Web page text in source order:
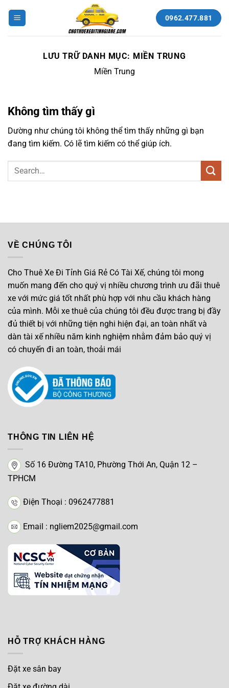
0962.477.881
LƯU TRỮ DANH MỤC: MIỀN TRUNG
Miền Trung
Không tìm thấy gì
Dường như chúng tôi không thể tìm thấy những gì bạn
đang tìm kiếm. Có lẽ tìm kiếm có thể giúp ích.
VỀ CHÚNG TÔI
Cho Thuê Xe Đi Tỉnh Giá Rẻ Có Tài Xế, chúng tôi mong
muốn mang đến cho quý vị nhiều chương trình ưu đãi thuê
xe với mức giá tốt nhất phù hợp với nhu cầu khách hàng
của mình. Mỗi xe thuê của chúng tôi đều được trang bị đầy
đủ thiết bị với những tiện nghi hiện đại, an toàn nhất và
dàn tài xế nhiều năm kinh nghiệm nhằm đảm bảo quý vị
có chuyến đi an toàn, thoải mái
THÔNG TIN LIÊN HỆ
Số 16 Đường TA10, Phường Thới An, Quận 12 –
TPHCM
Điện Thoại : 0962477881
Email : ngliem2025@gmail.com
HỖ TRỢ KHÁCH HÀNG
Đặt xe sân bay